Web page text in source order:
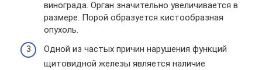
винограда. Орган значительно увеличивается в
размере. Порой образуется кистообразная
опухоль.
Одной из частых причин нарушения функций
щитовидной железы является наличие